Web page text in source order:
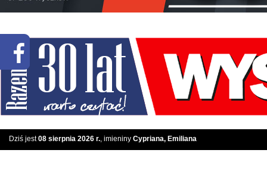
Dziś jest08 sierpnia 2026 r., imieniny Cypriana, Emiliana